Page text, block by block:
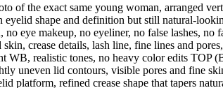
of the exact same young woman, arranged
eyelid shape and definition but still natural-
no eye makeup, no eyeliner, no false lashes,
skin, crease details, lash line, fine lines and
WB, realistic tones, no heavy color edits
uneven lid contours, visible pores and fine
platform, refined crease shape that tapers